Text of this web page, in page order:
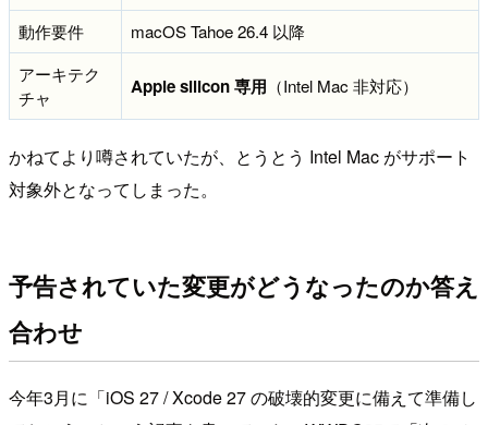
動作要件
macOS Tahoe 26.4 以降
アーキテク
チャ
Apple silicon 専用 （Intel Mac 非対応）
かねてより噂されていたが、とうとう Intel Mac がサポート
対象外となってしまった。
予告されていた変更がどうなったのか答え
合わせ
今年3月に「iOS 27 / Xcode 27 の破壊的変更に備えて準備し